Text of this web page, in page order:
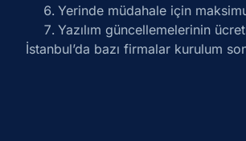
Yerinde müdahale için
Yazılım güncellemelerinin
İstanbul’da bazı firmalar kurulum